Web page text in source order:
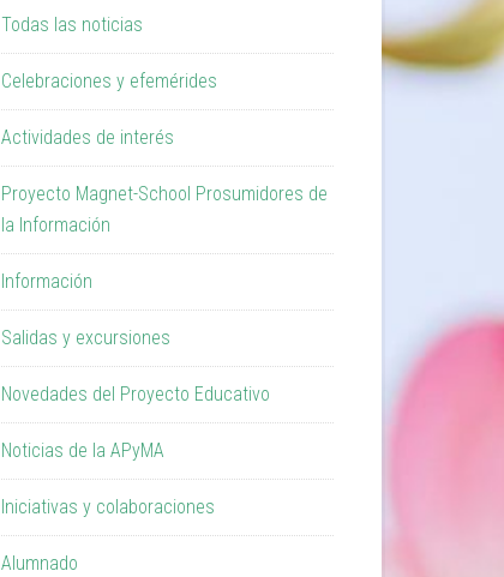
Todas las noticias
Celebraciones y efemérides
Actividades de interés
Proyecto Magnet-School Prosumidores de
la Información
Información
Salidas y excursiones
Novedades del Proyecto Educativo
Noticias de la APyMA
Iniciativas y colaboraciones
Alumnado